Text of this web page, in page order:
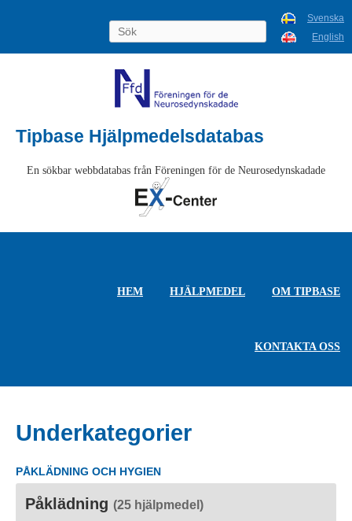
Svenska
English
Tipbase Hjälpmedelsdatabas
En sökbar webbdatabas från Föreningen för de Neurosedynskadade
HEM HJÄLPMEDEL OM TIPBASE
KONTAKTA OSS
Underkategorier
PÅKLÄDNING OCH HYGIEN
Påklädning (25 hjälpmedel)